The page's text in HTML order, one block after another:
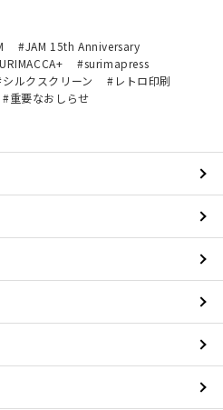
JAM 15th Anniversary
surimapress
シルクスクリーン
レトロ印刷
重要なおしらせ